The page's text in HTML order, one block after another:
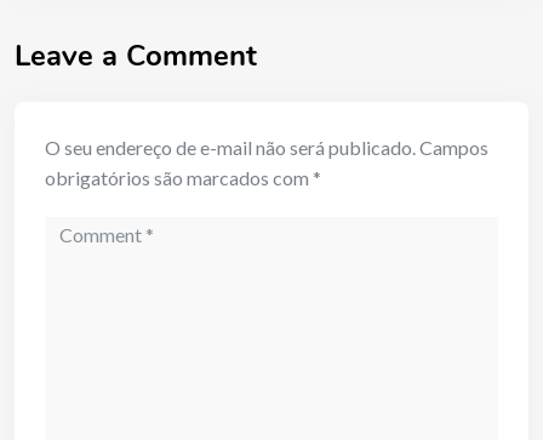
Leave a Comment
O seu endereço de e-mail não será publicado.Campos
obrigatórios são marcados com *
Comment